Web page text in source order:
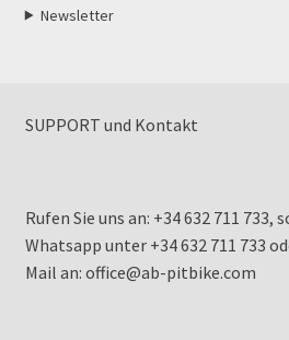
Newsletter
SUPPORT und Kontakt
Rufen Sie uns an: +34 632 711 733,
Whatsapp unter +34 632 711 733
Mail an: office@ab-pitbike.com